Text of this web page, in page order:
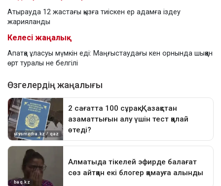
Атырауда 12 жастағы қызға тиіскен ер адамға іздеу
жарияланды
Келесі жаңалық
Апатқа ұласуы мүмкін еді: Маңғыстаудағы кен орнында шыққан
өрт туралы не белгілі